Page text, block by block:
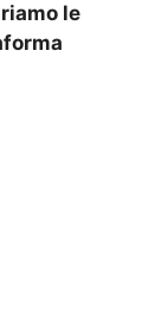
le